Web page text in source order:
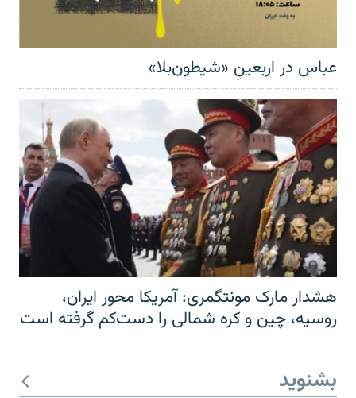
عباس در اربعینِ «شیطون‌بلا»
هشدار مارک مونتگمری: آمریکا محور ایران،
روسیه، چین و کره شمالی را دست‌کم گرفته است
بشنوید